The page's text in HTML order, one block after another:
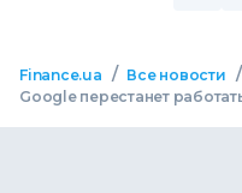
Finance.ua / Все новости /
Google перестанет